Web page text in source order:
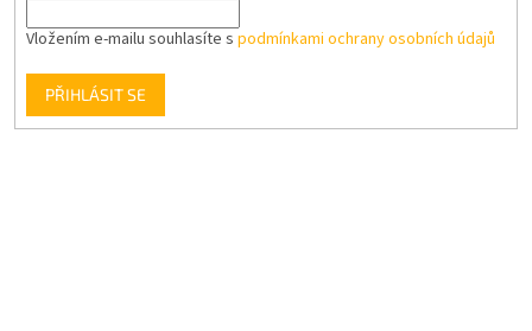
Vložením e-mailu souhlasíte s podmínkami ochrany osobních údajů
PŘIHLÁSIT SE